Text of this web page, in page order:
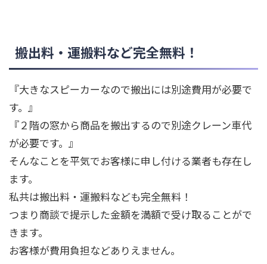
搬出料・運搬料など完全無料！
『大きなスピーカーなので搬出には別途費用が必要で
す。』
『２階の窓から商品を搬出するので別途クレーン車代
が必要です。』
そんなことを平気でお客様に申し付ける業者も存在し
ます。
私共は搬出料・運搬料なども完全無料！
つまり商談で提示した金額を満額で受け取ることがで
きます。
お客様が費用負担などありえません。